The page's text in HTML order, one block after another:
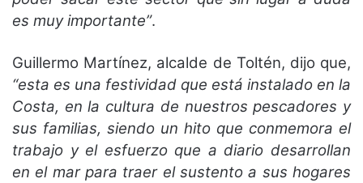
es muy importante”.
Guillermo Martínez, alcalde de Toltén, dijo que,
“esta es una festividad que está instalado en la
Costa, en la cultura de nuestros pescadores y
sus familias, siendo un hito que conmemora el
trabajo y el esfuerzo que a diario desarrollan
en el mar para traer el sustento a sus hogares